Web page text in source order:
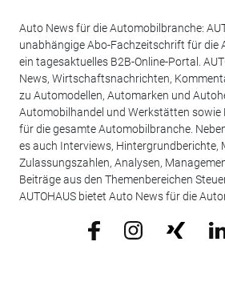
Auto News für die Automobilbranche:
unabhängige Abo-Fachzeitschrift für die
ein tagesaktuelles B2B-Online-Portal.
News, Wirtschaftsnachrichten,
zu Automodellen, Automarken und
Automobilhandel und Werkstätten sowie
für die gesamte Automobilbranche.
es auch Interviews, Hintergrundberichte,
Zulassungszahlen, Analysen,
Beiträge aus den Themenbereichen
AUTOHAUS bietet Auto News für die